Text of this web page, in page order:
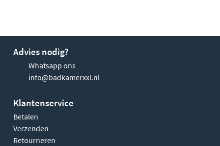
Advies nodig?
Whatsapp ons
info@badkamerxxl.nl
Klantenservice
Betalen
Verzenden
Retourneren